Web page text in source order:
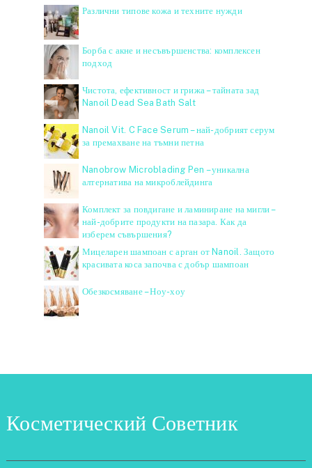
Различни типове кожа и техните нужди
Борба с акне и несъвършенства: комплексен
подход
Чистота, ефективност и грижа – тайната зад
Nanoil Dead Sea Bath Salt
Nanoil Vit. C Face Serum – най-добрият серум
за премахване на тъмни петна
Nanobrow Microblading Pen – уникална
алтернатива на микроблейдинга
Комплект за повдигане и ламиниране на мигли –
най-добрите продукти на пазара. Как да
изберем съвършения?
Мицеларен шампоан с арган от Nanoil. Защото
красивата коса започва с добър шампоан
Обезкосмяване – Ноу-хоу
Косметический Советник